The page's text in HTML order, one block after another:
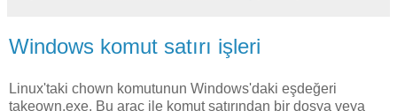
Windows komut satırı işleri
Linux'taki chown komutunun Windows'daki eşdeğeri
takeown.exe. Bu araç ile komut satırından bir dosya veya